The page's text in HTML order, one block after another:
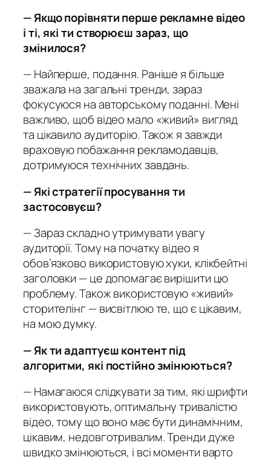
— Якщо порівняти перше рекламне відео
і ті, які ти створюєш зараз, що
змінилося?
— Найперше, подання. Раніше я більше
зважала на загальні тренди, зараз
фокусуюся на авторському поданні. Мені
важливо, щоб відео мало «живий» вигляд
та цікавило аудиторію. Також я завжди
враховую побажання рекламодавців,
дотримуюся технічних завдань.
— Які стратегії просування ти
застосовуєш?
— Зараз складно утримувати увагу
аудиторії. Тому на початку відео я
обов’язково використовую хуки, клікбейтні
заголовки — це допомагає вирішити цю
проблему. Також використовую «живий»
сторителінг — висвітлюю те, що є цікавим,
на мою думку.
— Як ти адаптуєш контент під
алгоритми, які постійно змінюються?
— Намагаюся слідкувати за тим, які шрифти
використовують, оптимальну тривалістю
відео, тому що воно має бути динамічним,
цікавим, недовготривалим. Тренди дуже
швидко змінюються, і всі моменти варто